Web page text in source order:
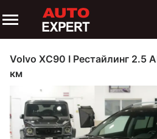
Volvo XC90 I Рестайлинг 2.5
км